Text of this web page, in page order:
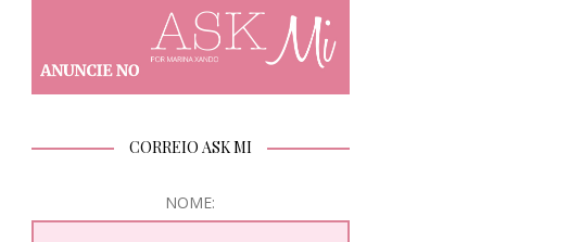
CORREIO ASK MI
NOME: